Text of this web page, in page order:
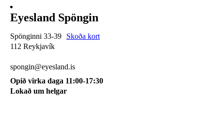
Eyesland Spöngin
Spönginni 33-39
Skoða kort
112 Reykjavík
spongin@eyesland.is
Opið virka daga 11:00-17:30
Lokað um helgar